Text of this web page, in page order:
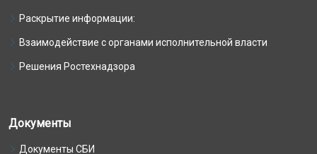
Раскрытие информации:
Взаимодействие с органами исполнительной власти
Решения Ростехнадзора
Документы
Документы СБИ